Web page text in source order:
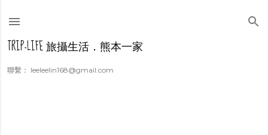
TRIP-LIFE 旅攝生活．熊本一家
聯繫： leeleelin168@gmail.com